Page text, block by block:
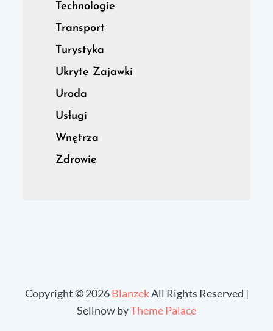
Technologie
Transport
Turystyka
Ukryte Zajawki
Uroda
Usługi
Wnętrza
Zdrowie
Copyright © 2026BlanzekAll Rights Reserved |
Sellnow byTheme Palace